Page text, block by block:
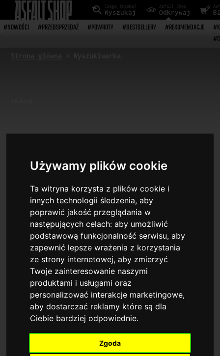
Używamy plików cookie
Ta witryna korzysta z plików cookie i
innych technologii śledzenia, aby
poprawić jakość przeglądania w
następujących celach:aby umożliwić
podstawową funkcjonalność serwisu,aby
zapewnić lepsze wrażenia z korzystania
ze strony internetowej,aby zmierzyć
Twoje zainteresowanie naszymi
produktami i usługami oraz
personalizować interakcje marketingowe,
aby dostarczać reklamy które są dla
Ciebie bardziej odpowiednie.
Zgoda
Czego trzeba?
Wyszukaj
Asfalt Shop
Odkrywaj
#NOWOŚCI #PRZEDSPRZEDAŻ #POWROTY #BESTSELLERY #REKOMENDACJE
Łaskawość Tytusa
19/08/2026 - Winologia dla Początkujących - degustacja komentowana
bilet | 249,00 PLN
Father's Children
7" | 79,99 PLN